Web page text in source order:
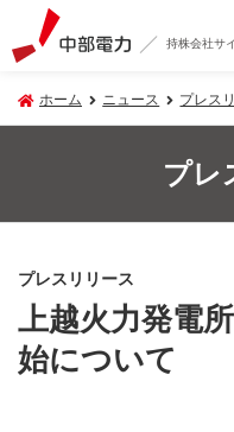
持株会社サ
ホーム ニュース プレス
プレ
プレスリリース
上越火力発電
始について